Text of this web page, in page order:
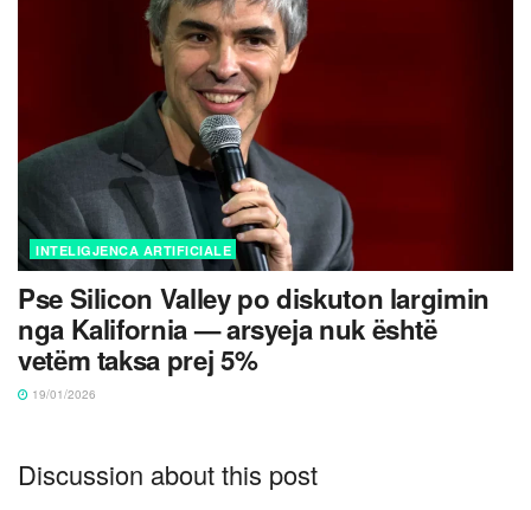
INTELIGJENCA ARTIFICIALE
Pse Silicon Valley po diskuton largimin
nga Kalifornia — arsyeja nuk është
vetëm taksa prej 5%
19/01/2026
Discussion about this post